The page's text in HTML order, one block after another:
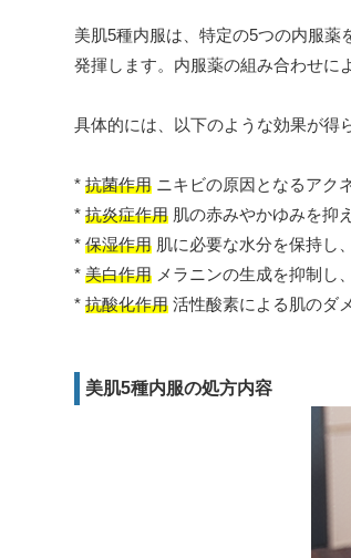
美肌5種内服は、特定の5つの内服
発揮します。内服薬の組み合わせに
具体的には、以下のような効果が得
* 抗菌作用 ニキビの原因となるアク
* 抗炎症作用 肌の赤みやかゆみを抑
* 保湿作用 肌に必要な水分を保持し
* 美白作用 メラニンの生成を抑制し
* 抗酸化作用 活性酸素による肌のダ
美肌5種内服の処方内容